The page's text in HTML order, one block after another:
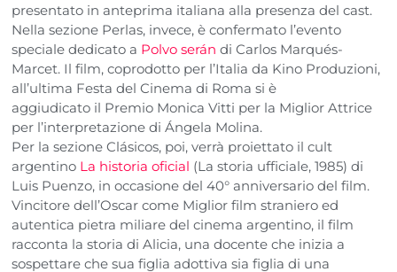
presentato in anteprima italiana alla presenza del cast.
Nella sezione Perlas, invece, è confermato l’evento
speciale dedicato a Polvo serán di Carlos Marqués-
Marcet. Il film, coprodotto per l’Italia da Kino Produzioni,
all’ultima Festa del Cinema di Roma si è
aggiudicato il Premio Monica Vitti per la Miglior Attrice
per l’interpretazione di Ángela Molina.
Per la sezione Clásicos, poi, verrà proiettato il cult
argentino La historia oficial (La storia ufficiale, 1985) di
Luis Puenzo, in occasione del 40° anniversario del film.
Vincitore dell’Oscar come Miglior film straniero ed
autentica pietra miliare del cinema argentino, il film
racconta la storia di Alicia, una docente che inizia a
sospettare che sua figlia adottiva sia figlia di una